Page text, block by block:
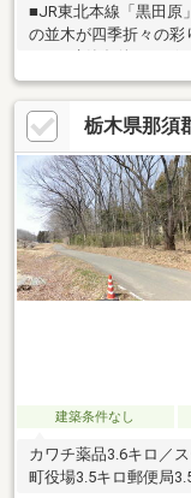
■JR東北本線「黒田原
の並木が四季折々の彩
可能です。■前面道路
ｍあるので駐車も楽
にお問い合わせくださ
地〇私設水道（東昭
税抜き〇施設年会費
38100 ・建物別荘利
栃木県那須
建築条件なし
カワチ薬品3.6キロ／
町役場3.5キロ郵便局